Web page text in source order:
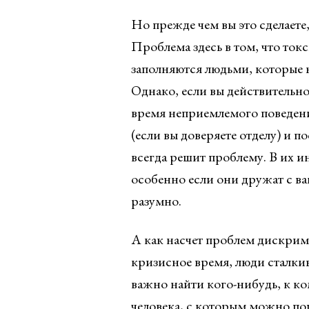
Но прежде чем вы это
Проблема здесь в том, что
заполняются людьми, которые
Однако, если вы
время неприемлемого
(если вы доверяете отделу) и
всегда решит проблему. В их
особенно если они дружат с
разумно.
А как насчет проблем
кризисное время, люди
важно найти кого-нибудь, к